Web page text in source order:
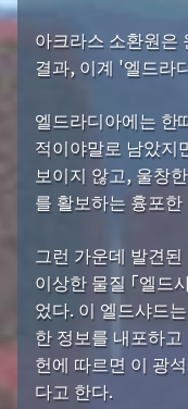
아크라스 소환원은
결과, 이계 '엘드라
엘드라디아에는 한
적이야말로 남았지
보이지 않고, 울창
를 활보하는 흉포
그런 가운데 발견
이상한 물질 「엘드
었다. 이 엘드샤드
한 정보를 내포하
헌에 따르면 이 광
다고 한다.